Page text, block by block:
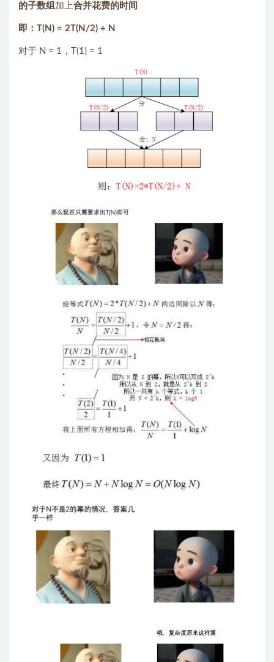
的子数组 加上合并花费的时间
即：T(N) = 2T(N/2) + N
对于 N = 1，T(1) = 1